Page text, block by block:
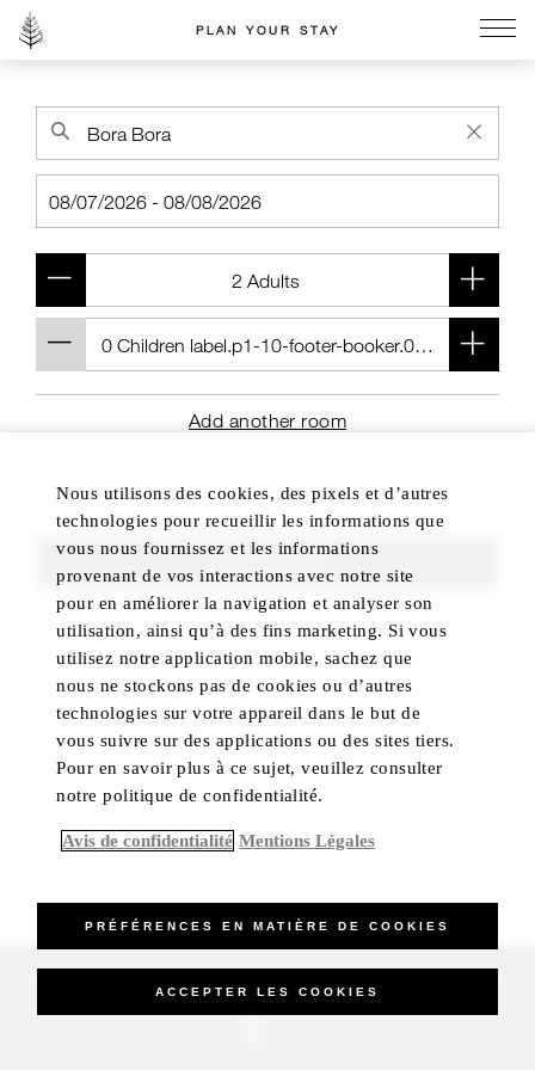
PLAN YOUR STAY
Add another room
_Four Seasons Hotels Limited 1997-2026. All Rights Reserved.
Nous utilisons des cookies, des pixels et d’autres
technologies pour recueillir les informations que
vous nous fournissez et les informations
provenant de vos interactions avec notre site
pour en améliorer la navigation et analyser son
utilisation, ainsi qu’à des fins marketing. Si vous
utilisez notre application mobile, sachez que
nous ne stockons pas de cookies ou d’autres
technologies sur votre appareil dans le but de
vous suivre sur des applications ou des sites tiers.
Pour en savoir plus à ce sujet, veuillez consulter
notre politique de confidentialité.
Avis de confidentialité Mentions Légales
PRÉFÉRENCES EN MATIÈRE DE COOKIES
ACCEPTER LES COOKIES